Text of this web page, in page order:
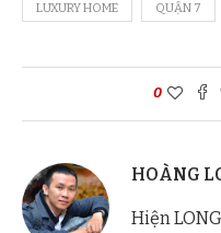
LUXURY HOME QUẬN 7
0
HOÀNG
Hiện